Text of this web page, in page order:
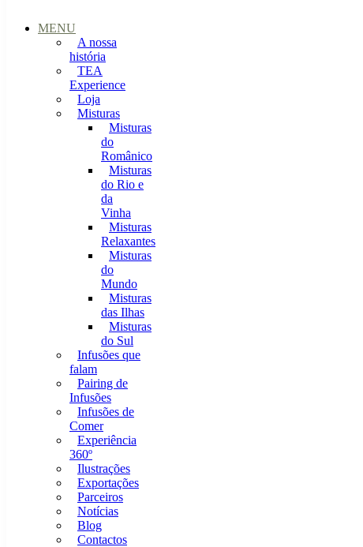
MENU
A nossa
história
TEA
Experience
Loja
Misturas
Misturas
do
Românico
Misturas
do Rio e
da
Vinha
Misturas
Relaxantes
Misturas
do
Mundo
Misturas
das Ilhas
Misturas
do Sul
Infusões que
falam
Pairing de
Infusões
Infusões de
Comer
Experiência
360º
Ilustrações
Exportações
Parceiros
Notícias
Blog
Contactos